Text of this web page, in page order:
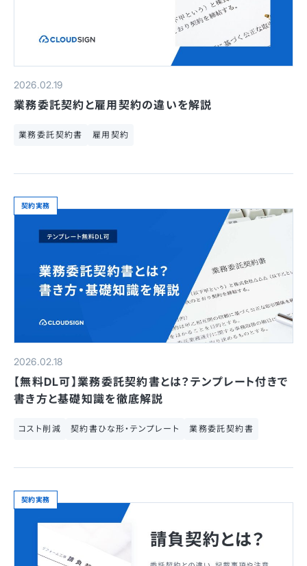
2026.02.19
業務委託契約と雇用契約の違いを解説
業務委託契約書 雇用契約
契約実務
2026.02.18
【無料DL可】業務委託契約書とは？テンプレート付きで
書き方と基礎知識を徹底解説
コスト削減 契約書ひな形・テンプレート 業務委託契約書
契約実務